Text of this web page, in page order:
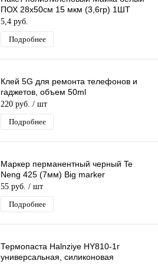
ПОХ 28х50см 15 мкм (3,6гр) 1ШТ
5,4 руб.
Подробнее
Клей 5G для ремонта телефонов и
гаджетов, объем 50ml
220 руб. / шт
Подробнее
Маркер перманентный черный Te
Neng 425 (7мм) Big marker
55 руб. / шт
Подробнее
Термопаста Halnziye HY810-1г
универсальная, силиконовая